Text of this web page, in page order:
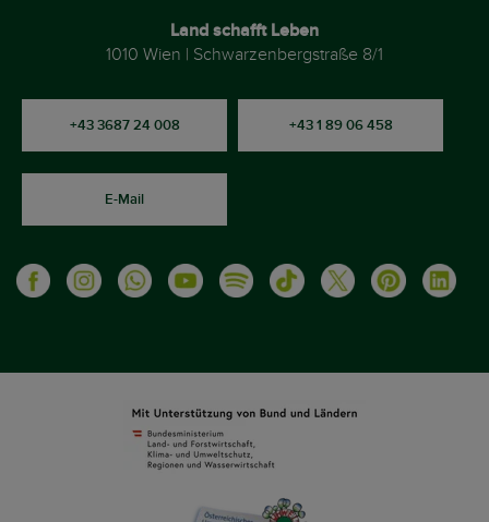
Land schafft Leben
1010 Wien | Schwarzenbergstraße 8/1
+43 3687 24 008 +43 1 89 06 458
E-Mail